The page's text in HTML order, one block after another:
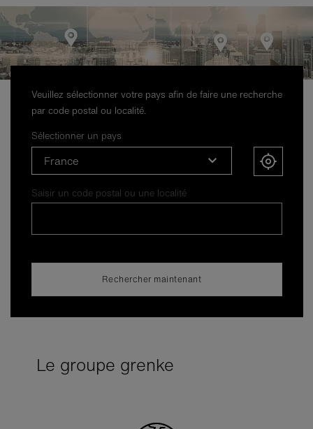
Veuillez sélectionner votre pays afin de faire une recherche
par code postal ou localité.
France
Sélectionner un pays
Saisir un code postal ou une localité
Rechercher maintenant
Le groupe grenke